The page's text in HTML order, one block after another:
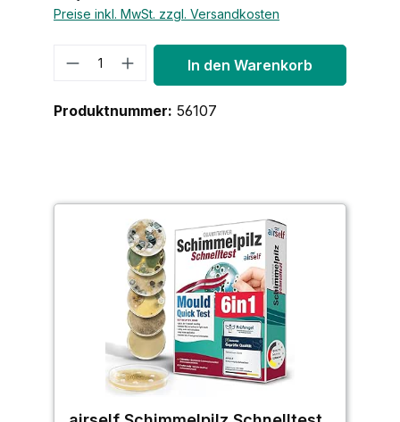
Preise inkl. MwSt. zzgl. Versandkosten
Produkt Anzahl: Gib den
In den Warenkorb
Produktnummer: 56107